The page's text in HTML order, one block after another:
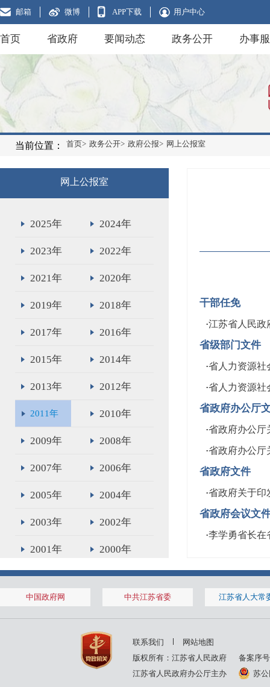
邮箱 微博 APP下载 用户中心
首页 省政府 要闻动态 政务公开 办事
当前位置： 首页> 政务公开> 政府公报> 网上公报室
网上公报室
2025年 2024年
2023年 2022年
2021年 2020年
2019年 2018年
2017年 2016年
2015年 2014年
2013年 2012年
2011年 2010年
2009年 2008年
2007年 2006年
2005年 2004年
2003年 2002年
2001年 2000年
1999年
干部任免
·江苏省人民政
省级部门文件
·省人力资源社
·省人力资源社
省政府办公厅
·省政府办公厅
·省政府办公厅
省政府文件
·省政府关于印
省政府会议文
·李学勇省长在
中国政府网 中共江苏省委 江苏省人大常
联系我们
网站地图
版权所有：江苏省人民政府
备案序
江苏省人民政府办公厅主办
苏